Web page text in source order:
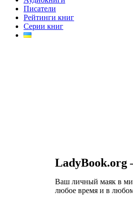
Писатели
Рейтинги книг
Серии книг
Ваш личный маяк в
любое время и в